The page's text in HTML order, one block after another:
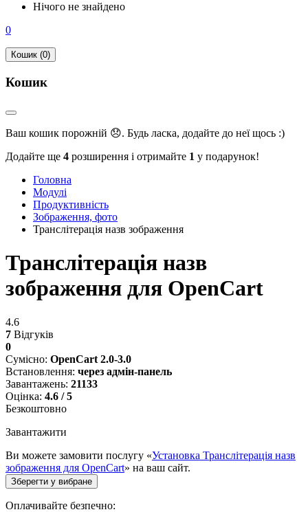
Нічого не знайдено
0
Кошик (0)
Кошик
Ваш кошик порожній 😞. Будь ласка, додайте до неї щось :)
Додайте ще 4 розширення і отримайте 1 у подарунок!
Головна
Модулі
Продуктивність
Зображення, фото
Транслітерація назв зображення
Транслітерація назв
зображення для OpenCart
4.6
7 Відгуків
0
Сумісно: OpenCart 2.0-3.0
Встановлення: через адмін-панель
Завантажень: 21133
Оцінка: 4.6 / 5
Безкоштовно
Завантажити
Ви можете замовити послугу «Установка Транслітерація назв
зображення для OpenCart» на ваш сайт.
Зберегти у вибране
Оплачивайте безпечно: